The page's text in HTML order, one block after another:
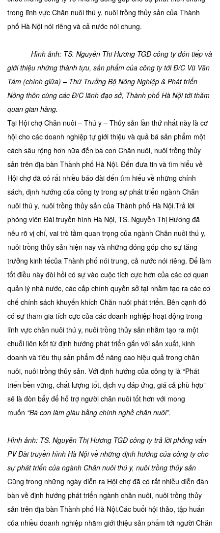
trong lĩnh vực Chăn nuôi thú y, nuôi trồng thủy sản của Thành
phố Hà Nội nói riêng và cả nước nói chung.
Hình ảnh: TS. Nguyễn Thi Hương TGĐ công ty đón tiếp và
giới thiệu những thành tựu, sản phẩm của công ty tới Đ/C Vũ Văn
Tám (chính giữa) – Thứ Trưởng Bộ Nông Nghiệp & Phát triển
Nông thôn cùng các Đ/C lãnh đạo sở, Thành phố Hà Nội tới thăm
quan gian hàng.
Tại Hội chợ Chăn nuôi – Thú y – Thủy sản lần thứ nhất này là cơ
hội cho các doanh nghiệp tự giới thiệu và quả bá sản phẩm một
cách sâu rộng hơn nữa đến bà con Chăn nuôi, nuôi trồng thủy
sản trên địa bàn Thành phố Hà Nội. Đến đưa tin và tìm hiểu về
Hội chợ đã có rất nhiều báo đài đến tìm hiểu về những chính
sách, định hướng của công ty trong sự phát triển ngành Chăn
nuôi thú y, nuôi trồng thủy sản của Thành phố Hà Nội.Trả lời
phóng viên Đài truyền hình Hà Nội, TS. Nguyễn Thị Hương đã
nêu rõ vị chí, vai trò tầm quan trọng của ngành Chăn nuôi thú y,
nuôi trồng thủy sản hiện nay và những đóng góp cho sự tăng
trưởng kinh tếcủa Thành phố nói trung, cả nước nói riêng. Để làm
tốt điều này đòi hỏi có sự vào cuộc tích cực hơn của các cơ quan
quản lý nhà nước, các cấp chính quyền sở tại nhằm tạo ra các cơ
chế chính sách khuyến khích Chăn nuôi phát triển. Bên cạnh đó
có sự tham gia tích cực của các doanh nghiệp hoạt động trong
lĩnh vực chăn nuôi thú y, nuôi trồng thủy sản nhằm tạo ra một
chuỗi liên kết từ định hướng phát triển gắn với sản xuất, kinh
doanh và tiêu thụ sản phẩm để nâng cao hiệu quả trong chăn
nuôi, nuôi trồng thủy sản. Với định hướng của công ty là “Phát
triển bền vững, chất lượng tốt, dịch vụ đáp ứng, giá cả phù hợp”
sẽ là đòn bẩy để hỗ trợ người chăn nuôi tốt hơn với mong
muốn “Bà con làm giàu bằng chính nghề chăn nuôi”.
Hình ảnh: TS. Nguyễn Thị Hương TGĐ công ty trả lời phỏng vấn
PV Đài truyền hình Hà Nội về những định hướng của công ty cho
sự phát triển của ngành Chăn nuôi thú y, nuôi trồng thủy sản
Cũng trong những ngày diễn ra Hội chợ đã có rất nhiều diễn đàn
bàn về định hướng phát triển ngành chăn nuôi, nuôi trồng thủy
sản trên địa bàn Thành phố Hà Nội.Các buổi hội thảo, tập huấn
của nhiều doanh nghiệp nhằm giới thiệu sản phẩm tới người Chăn